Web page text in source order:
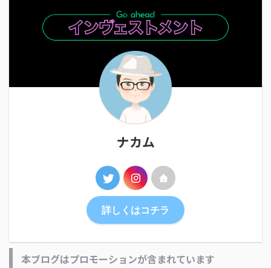
ナカム
詳しくはコチラ
本ブログはプロモーションが含まれています